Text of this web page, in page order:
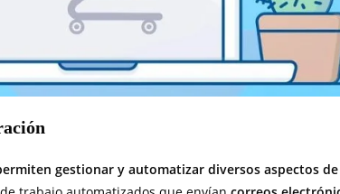
gestionar y automatizar diversos aspectos